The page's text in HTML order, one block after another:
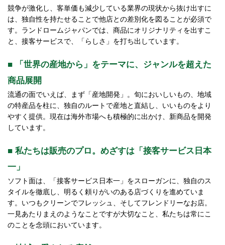
競争が激化し、客単価も減少している業界の現状から抜け出すに
は、独自性を持たせることで他店との差別化を図ることが必須で
す。ランドロームジャパンでは、商品にオリジナリティを出すこ
と、接客サービスで、「らしさ」を打ち出しています。
■ 「世界の産地から」をテーマに、ジャンルを超えた
商品展開
流通の面でいえば、まず「産地開発」。旬においしいもの、地域
の特産品を柱に、独自のルートで産地と直結し、いいものをより
やすく提供。現在は海外市場へも積極的に出かけ、新商品を開発
しています。
■ 私たちは販売のプロ。めざすは「接客サービス日本
一」
ソフト面は、「接客サービス日本一」をスローガンに、独自のス
タイルを徹底し、明るく頼りがいのある店づくりを進めていま
す。いつもクリーンでフレッシュ、そしてフレンドリーなお店。
一見あたりまえのようなことですが大切なこと、私たちは常にこ
のことを念頭においています。